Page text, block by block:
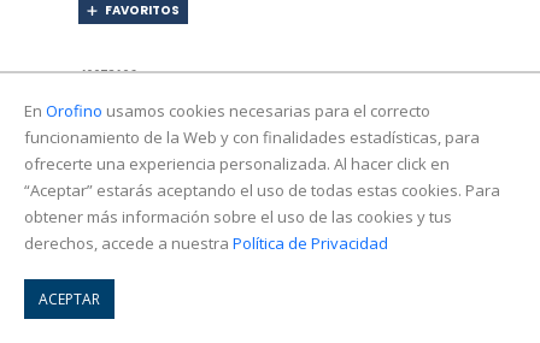
FAVORITOS
40072106
INGRESAR
FAVORITOS
40072110
En Orofino usamos cookies necesarias para el correcto
funcionamiento de la Web y con finalidades estadísticas, para
ofrecerte una experiencia personalizada. Al hacer click en
“Aceptar” estarás aceptando el uso de todas estas cookies. Para
obtener más información sobre el uso de las cookies y tus
derechos, accede a nuestra Política de Privacidad
ACEPTAR